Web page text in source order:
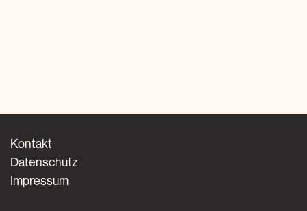
Kontakt
Datenschutz
Impressum